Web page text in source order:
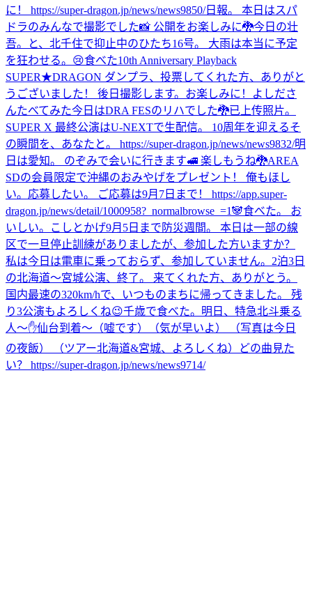
に！ https://super-dragon.jp/news/news9850/日報。 本日はスパ
ドラのみんなで撮影でした📸 公開をお楽しみに🐉今日の壮
吾。と、北千住で抑止中のひたち16号。 大雨は本当に予定
を狂わせる。😢食べた10th Anniversary Playback
SUPER★DRAGON ダンプラ、投票してくれた方、ありがと
うございました！ 後日撮影します。お楽しみに！
よしださ
んたべてみた今日はDRA FESのリハでした🐉已上传照片。
SUPER X 最終公演はU-NEXTで生配信。 10周年を迎えるそ
の瞬間を、あなたと。 https://super-dragon.jp/news/news9832/明
日は愛知。 のぞみで会いに行きます🚅 楽しもうね🐉AREA
SDの会員限定で沖縄のおみやげをプレゼント！ 俺もほし
い。応募したい。 ご応募は9月7日まで！ https://app.super-
dragon.jp/news/detail/1000958?_normalbrowse_=1🐼食べた。 お
いしい。
こしとかげ9月5日まで防災週間。 本日は一部の線
区で一旦停止訓練がありましたが、参加した方いますか？
私は今日は電車に乗っておらず、参加していません。 2泊3日
の北海道〜宮城公演、終了。 来てくれた方、ありがとう。
国内最速の320km/hで、いつものまちに帰ってきました。 残
り3公演もよろしくね😉千歳で食べた。 明日、特急北斗乗る
人〜✋仙台到着〜（嘘です）（気が早いよ） （写真は今日
の夜飯） （ツアー北海道&宮城、よろしくね）
どの曲見た
い？ https://super-dragon.jp/news/news9714/